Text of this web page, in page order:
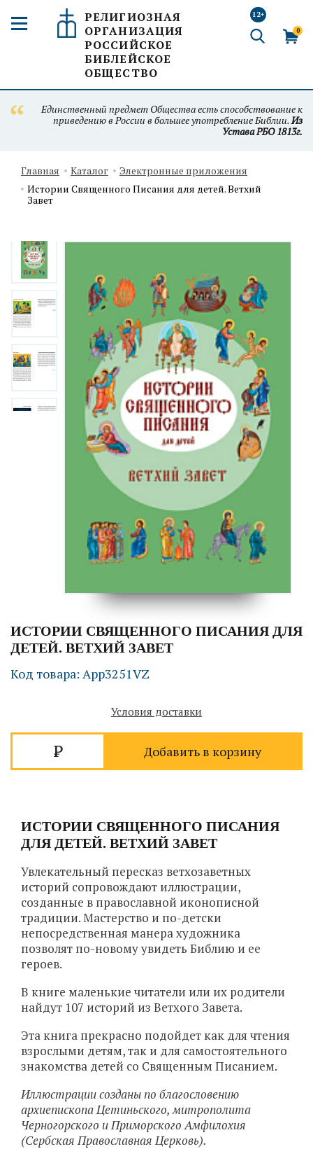
РЕЛИГИОЗНАЯ
ОРГАНИЗАЦИЯ
РОССИЙСКОЕ
БИБЛЕЙСКОЕ
ОБЩЕСТВО
12+
0
Единственный предмет Общества есть способствование к
приведению в России в большее употребление Библии.Из
Устава РБО 1813г.
Главная Каталог
Электронные приложения
Истории Священного Писания для детей. Ветхий
Завет
ИСТОРИИ СВЯЩЕННОГО ПИСАНИЯ ДЛЯ
ДЕТЕЙ. ВЕТХИЙ ЗАВЕТ
Код товара: App3251VZ
Условия доставки
Добавить в корзину
ИСТОРИИ СВЯЩЕННОГО ПИСАНИЯ
ДЛЯ ДЕТЕЙ. ВЕТХИЙ ЗАВЕТ
Увлекательный пересказ ветхозаветных
историй сопровождают иллюстрации,
созданные в православной иконописной
традиции. Мастерство и по-детски
непосредственная манера художника
позволят по-новому увидеть Библию и ее
героев.
В книге маленькие читатели или их родители
найдут 107 историй из Ветхого Завета.
Эта книга прекрасно подойдет как для чтения
взрослыми детям, так и для самостоятельного
знакомства детей со Священным Писанием.
Иллюстрации созданы по благословению
архиепископа Цетиньского, митрополита
Черногорского и Приморского Амфилохия
(Сербская Православная Церковь).